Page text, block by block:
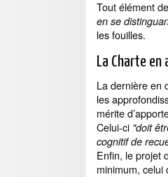
Tout élément
en se
les fouilles.
La Charte
La dernière en
les
mérite
Celui-ci "doit
cognitif de
Enfin, le projet
minimum, celui